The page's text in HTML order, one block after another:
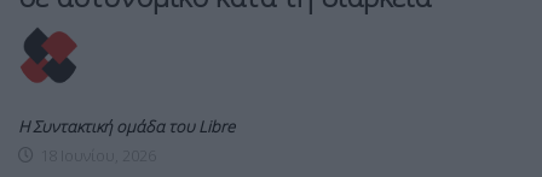
Η Συντακτική ομάδα του Libre